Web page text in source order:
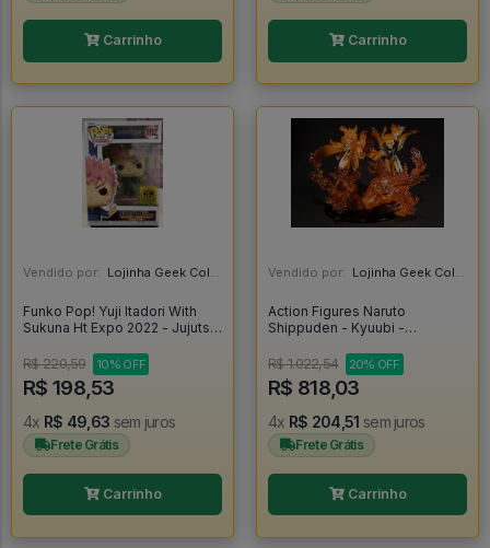
Carrinho Carrinho
Vendido por: Lojinha Geek Colecionáveis - DF
Funko Pop! Yuji Itadori With
Sukuna Ht Expo 2022 - Jujutsu
R$ 220,59
10% OFF
R$ 198,53
4x R$ 49,63 sem juros
Frete Grátis
Carrinho
Vendido por: Lojinha Geek Colecionáveis - DF
Action Figures Naruto
Shippuden - Kyuubi -
Naruto - Manto Da Kurama -
Figuarts Zero - Kizuna Relation
(bandai Spirits) - Naruto
R$ 1.022,54 20% OFF
R$ 818,03
4x R$ 204,51 sem juros
Frete Grátis
Carrinho